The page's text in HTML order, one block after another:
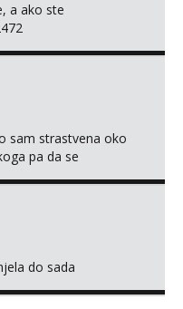
a ako ste
sam strastvena oko
pa da se
do sada